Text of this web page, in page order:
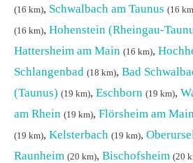
(16 km), Schwalbach am Taunus (16
(16 km), Hohenstein (Rheingau-
Hattersheim am Main (16 km),
Schlangenbad (18 km), Bad
(Taunus) (19 km), Eschborn (19 km),
am Rhein (19 km), Flörsheim am Main
(19 km), Kelsterbach (19 km),
Raunheim (20 km), Bischofsheim (20